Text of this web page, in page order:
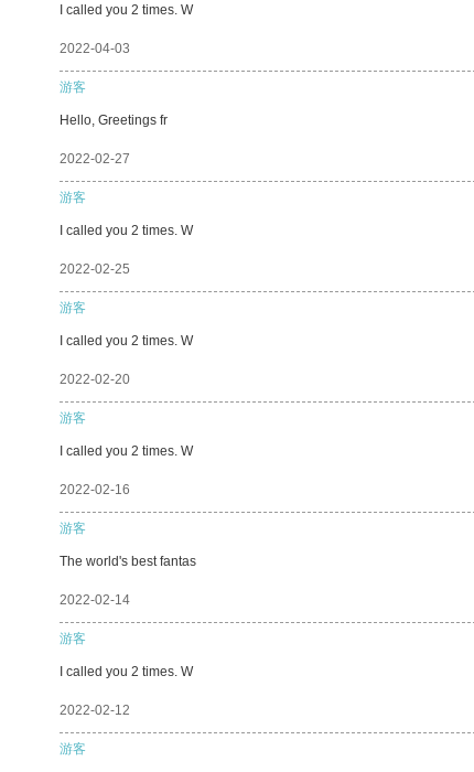
I called you 2 times. W
2022-04-03
游客
Hello, Greetings fr
2022-02-27
游客
I called you 2 times. W
2022-02-25
游客
I called you 2 times. W
2022-02-20
游客
I called you 2 times. W
2022-02-16
游客
The world's best fantas
2022-02-14
游客
I called you 2 times. W
2022-02-12
游客